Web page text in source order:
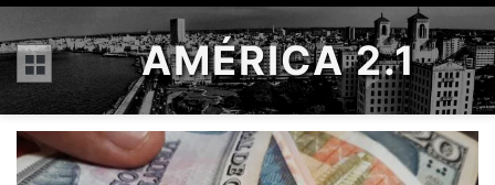
Menú AMÉRICA 2.1